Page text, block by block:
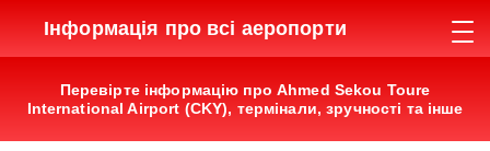
Інформація про всі аеропорти
Перевірте інформацію про Ahmed Sekou Toure
International Airport (CKY), термінали, зручності та інше